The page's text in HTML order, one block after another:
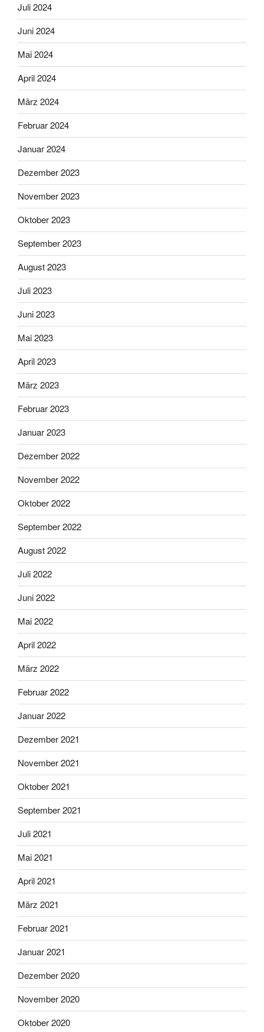
Juli 2024
Juni 2024
Mai 2024
April 2024
März 2024
Februar 2024
Januar 2024
Dezember 2023
November 2023
Oktober 2023
September 2023
August 2023
Juli 2023
Juni 2023
Mai 2023
April 2023
März 2023
Februar 2023
Januar 2023
Dezember 2022
November 2022
Oktober 2022
September 2022
August 2022
Juli 2022
Juni 2022
Mai 2022
April 2022
März 2022
Februar 2022
Januar 2022
Dezember 2021
November 2021
Oktober 2021
September 2021
Juli 2021
Mai 2021
April 2021
März 2021
Februar 2021
Januar 2021
Dezember 2020
November 2020
Oktober 2020